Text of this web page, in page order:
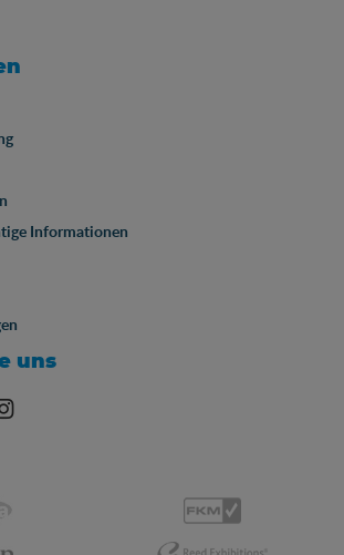
Informationen
uns